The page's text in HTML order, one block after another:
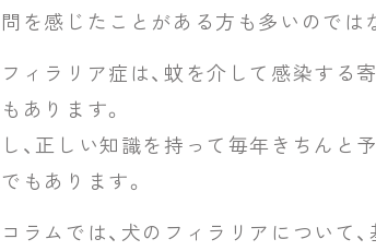
を感じたことがある方も多いのでは
ィラリア症は、蚊を介して感染する
あります。
、正しい知識を持って毎年きちんと
もあります。
ラムでは、犬のフィラリアについて